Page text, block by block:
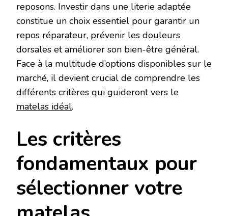
reposons. Investir dans une literie adaptée
constitue un choix essentiel pour garantir un
repos réparateur, prévenir les douleurs
dorsales et améliorer son bien-être général.
Face à la multitude d’options disponibles sur le
marché, il devient crucial de comprendre les
différents critères qui guideront vers le
matelas idéal.
Les critères
fondamentaux pour
sélectionner votre